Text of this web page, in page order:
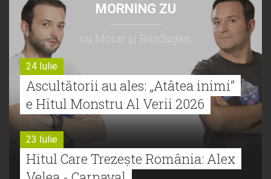
MORNING ZU
cu Morar şi Buzdugan
24 Iulie
Ascultătorii au ales: „Atâtea inimi”
e Hitul Monstru Al Verii 2026
23 Iulie
Hitul Care Trezește România: Alex